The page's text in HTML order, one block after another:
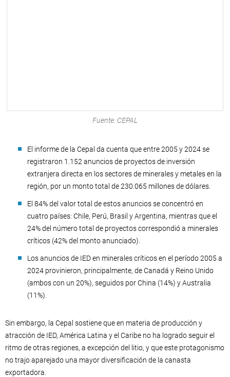
Fuente: CEPAL
El informe de la Cepal da cuenta que entre 2005 y 2024 se
registraron 1.152 anuncios de proyectos de inversión
extranjera directa en los sectores de minerales y metales en la
región, por un monto total de 230.065 millones de dólares.
El 84% del valor total de estos anuncios se concentró en
cuatro países: Chile, Perú, Brasil y Argentina, mientras que el
24% del número total de proyectos correspondió a minerales
críticos (42% del monto anunciado).
Los anuncios de IED en minerales críticos en el período 2005 a
2024 provinieron, principalmente, de Canadá y Reino Unido
(ambos con un 20%), seguidos por China (14%) y Australia
(11%).
Sin embargo, la Cepal sostiene que en materia de producción y
atracción de IED, América Latina y el Caribe no ha logrado seguir el
ritmo de otras regiones, a excepción del litio, y que este protagonismo
no trajo aparejado una mayor diversificación de la canasta
exportadora.